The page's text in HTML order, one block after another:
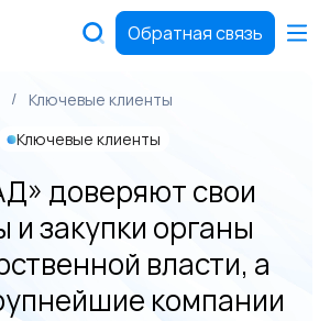
Обратная связь
Ключевые клиенты
Ключевые клиенты
доверяют свои
и закупки органы
власти, а
компании